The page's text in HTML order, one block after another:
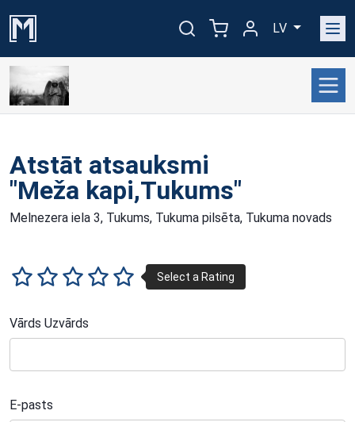
LV
Atstāt atsauksmi
"Meža kapi,Tukums"
Melnezera iela 3, Tukums, Tukuma pilsēta, Tukuma novads
Vārds Uzvārds
E-pasts